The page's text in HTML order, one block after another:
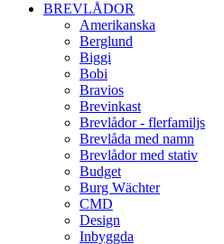
BREVLÅDOR
Amerikanska
Berglund
Biggi
Bobi
Bravios
Brevinkast
Brevlådor - flerfamiljs
Brevlåda med namn
Brevlådor med stativ
Budget
Burg Wächter
CMD
Design
Inbyggda